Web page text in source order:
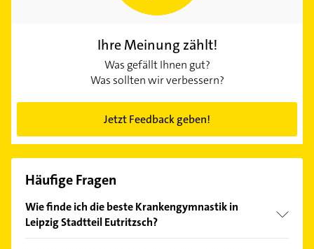
Ihre Meinung zählt!
Was gefällt Ihnen gut?
Was sollten wir verbessern?
Jetzt Feedback geben!
Häufige Fragen
Wie finde ich die beste Krankengymnastik in
Leipzig Stadtteil Eutritzsch?